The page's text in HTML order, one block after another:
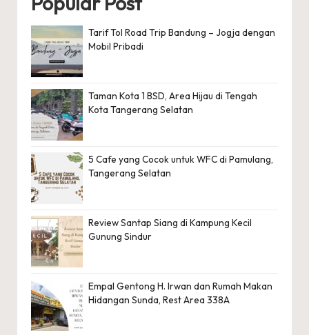
Tarif Tol Road Trip Bandung – Jogja dengan
Mobil Pribadi
Taman Kota 1 BSD, Area Hijau di Tengah
Kota Tangerang Selatan
5 Cafe yang Cocok untuk WFC di Pamulang,
Tangerang Selatan
Review Santap Siang di Kampung Kecil
Gunung Sindur
Empal Gentong H. Irwan dan Rumah Makan
Hidangan Sunda, Rest Area 338A